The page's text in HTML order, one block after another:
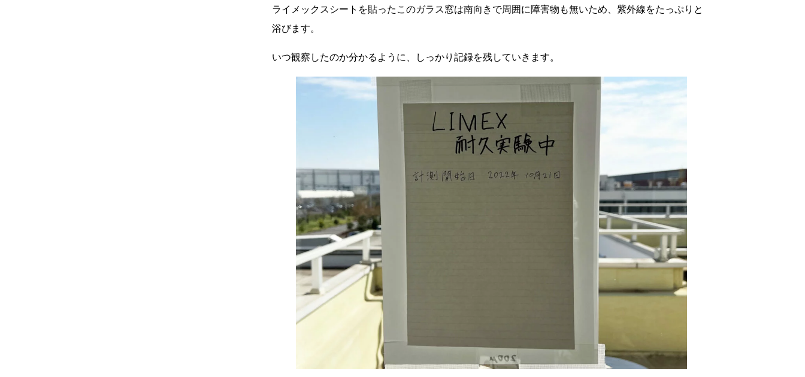
ライメックスシートを貼ったこのガラス窓は南向きで周囲に障害物も無いため、紫外線をたっぷりと
浴びます。
いつ観察したのか分かるように、しっかり記録を残していきます。